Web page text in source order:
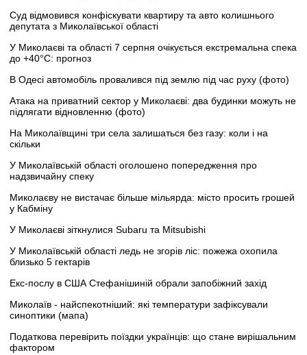
Суд відмовився конфіскувати квартиру та авто колишнього
депутата з Миколаївської області
У Миколаєві та області 7 серпня очікується екстремальна спека
до +40°C: прогноз
В Одесі автомобіль провалився під землю під час руху (фото)
Атака на приватний сектор у Миколаєві: два будинки можуть не
підлягати відновленню (фото)
На Миколаївщині три села залишаться без газу: коли і на
скільки
У Миколаївській області оголошено попередження про
надзвичайну спеку
Миколаєву не вистачає більше мільярда: місто просить грошей
у Кабміну
У Миколаєві зіткнулися Subaru та Mitsubishi
У Миколаївській області ледь не згорів ліс: пожежа охопила
близько 5 гектарів
Екс-послу в США Стефанішиній обрали запобіжний захід
Миколаїв - найспекотніший: які температури зафіксували
синоптики (мапа)
Податкова перевірить поїздки українців: що стане вирішальним
фактором